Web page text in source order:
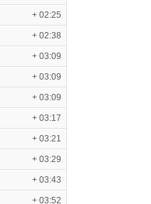
+ 02:25
+ 02:38
+ 03:09
+ 03:09
+ 03:09
+ 03:17
+ 03:21
+ 03:29
+ 03:43
+ 03:52